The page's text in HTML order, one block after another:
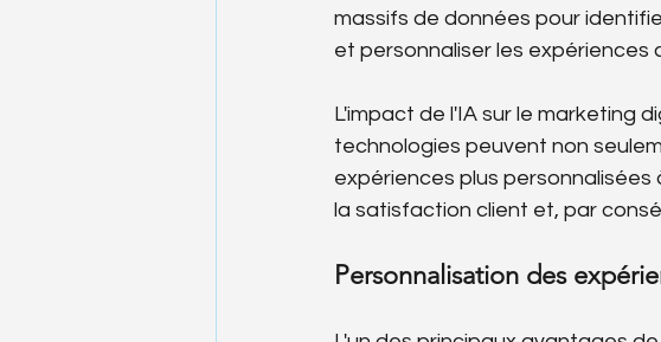
massifs de données pour
et personnaliser les expériences
L'impact de l'IA sur le marketing
technologies peuvent non
expériences plus
la satisfaction client et, par
Personnalisation des